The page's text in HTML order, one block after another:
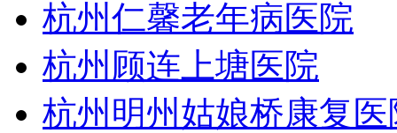
杭州仁馨老年病医院
杭州顾连上塘医院
杭州明州姑娘桥康复医